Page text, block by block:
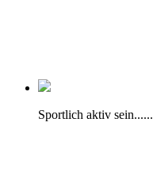
Sportlich aktiv sein......